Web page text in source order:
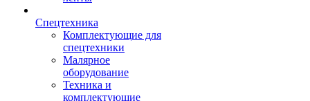
Спецтехника
Комплектующие для
спецтехники
Малярное
оборудование
Техника и
комплектующие